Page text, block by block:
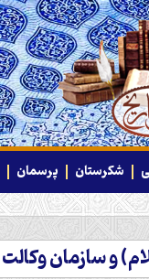
شکرستان پرسمان
و سازمان وکالت